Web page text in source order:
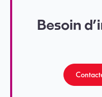
Besoin